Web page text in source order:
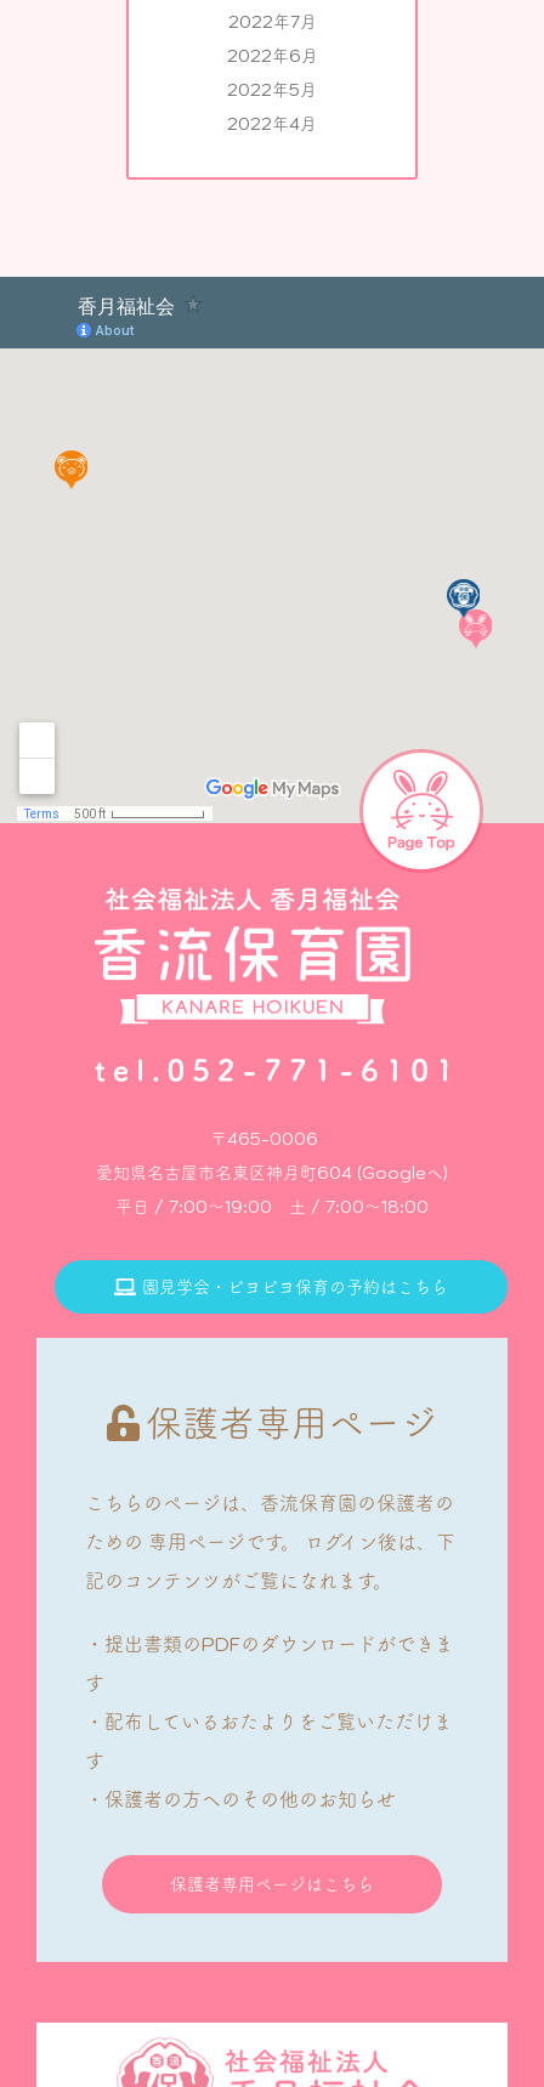
2022年7月
2022年6月
2022年5月
2022年4月
〒465-0006
愛知県名古屋市名東区神月町604 (Googleへ)
平日 / 7:00～19:00 土 / 7:00～18:00
園見学会・ピヨピヨ保育の予約はこちら
保護者専用ページ
こちらのページは、香流保育園の保護者の
ための 専用ページです。
ログイン後は、下
記のコンテンツがご覧になれます。
・提出書類のPDFのダウンロードができま
す
・配布しているおたよりをご覧いただけま
す
・保護者の方へのその他のお知らせ
保護者専用ページはこちら